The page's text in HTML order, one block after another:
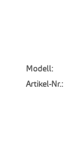
Modell:
Artikel-Nr.: